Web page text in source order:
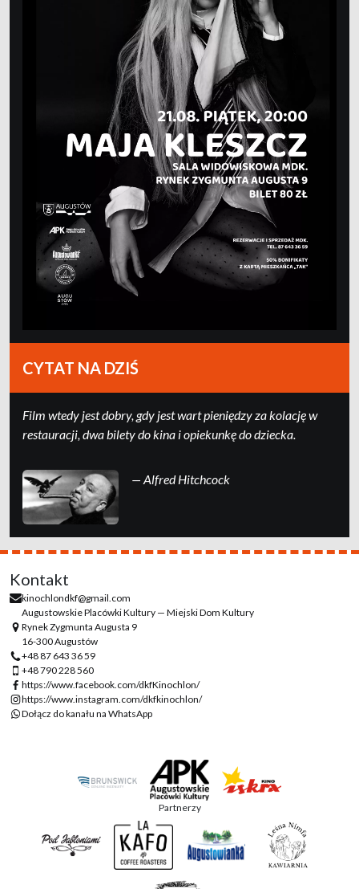
CYTAT NA DZIŚ
Film wtedy jest dobry, gdy jest wart pieniędzy za kolację w
restauracji, dwa bilety do kina i opiekunkę do dziecka.
— Alfred Hitchcock
Kontakt
kinochlondkf@gmail.com
Augustowskie Placówki Kultury — Miejski Dom Kultury
Rynek Zygmunta Augusta 9
16-300 Augustów
+48 87 643 36 59
+48 790 228 560
https://www.facebook.com/dkfKinochlon/
https://www.instagram.com/dkfkinochlon/
Dołącz do kanału na WhatsApp
Partnerzy